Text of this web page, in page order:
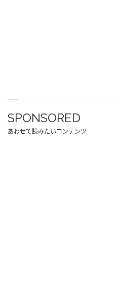
SPONSORED
あわせて読みたいコンテンツ